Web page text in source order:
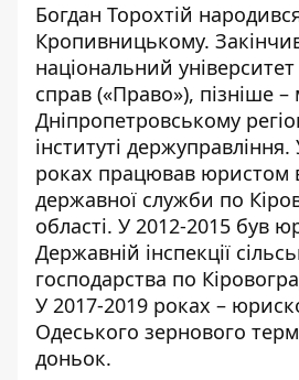
Богдан Торохтій
Кропивницькому.
національний університет
справ («Право»), пізніше –
Дніпропетровському
інституті
роках працював юристом
державної служби по
області. У 2012-2015 був
Державній інспекції
господарства по
У 2017-2019 роках –
Одеського зернового
доньок.